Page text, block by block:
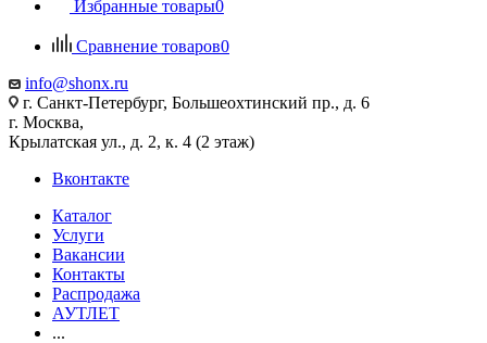
Избранные товары0
Сравнение товаров0
info@shonx.ru
г. Санкт-Петербург, Большеохтинский пр., д. 6
г. Москва,
Крылатская ул., д. 2, к. 4 (2 этаж)
Вконтакте
Каталог
Услуги
Вакансии
Контакты
Распродажа
АУТЛЕТ
...